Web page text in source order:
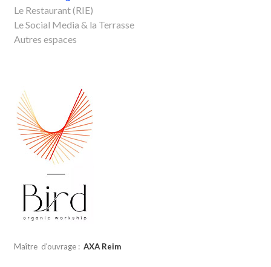
Le Restaurant(RIE)
Le Social Media & la Terrasse
Autres espaces
Maître d'ouvrage : AXA Reim